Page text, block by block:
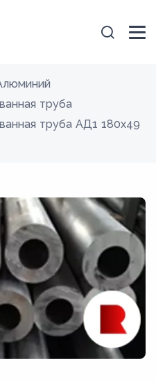
труба
труба АД1 180x49